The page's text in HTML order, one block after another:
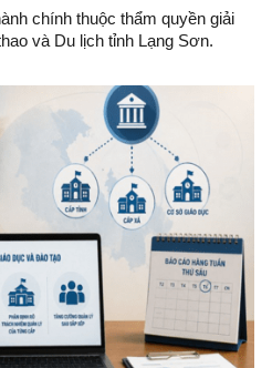
chính thuộc thẩm quyền giải
và Du lịch tỉnh Lạng Sơn.